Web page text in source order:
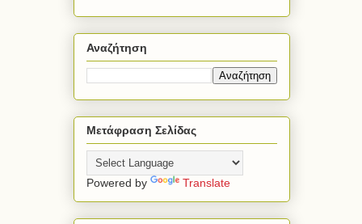
Αναζήτηση
Μετάφραση Σελίδας
Powered by Translate